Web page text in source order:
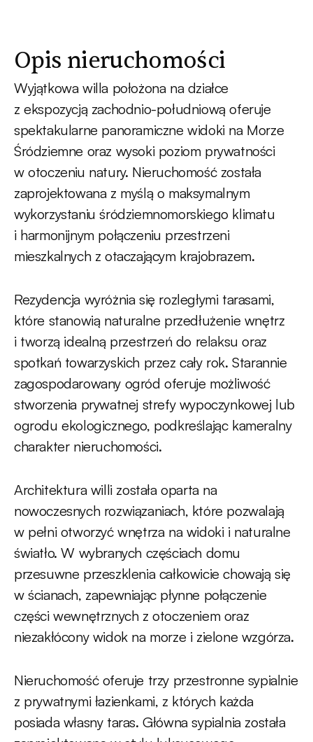
Opis nieruchomości
Wyjątkowa willa położona na działce
z ekspozycją zachodnio-południową oferuje
spektakularne panoramiczne widoki na Morze
Śródziemne oraz wysoki poziom prywatności
w otoczeniu natury. Nieruchomość została
zaprojektowana z myślą o maksymalnym
wykorzystaniu śródziemnomorskiego klimatu
i harmonijnym połączeniu przestrzeni
mieszkalnych z otaczającym krajobrazem.
Rezydencja wyróżnia się rozległymi tarasami,
które stanowią naturalne przedłużenie wnętrz
i tworzą idealną przestrzeń do relaksu oraz
spotkań towarzyskich przez cały rok. Starannie
zagospodarowany ogród oferuje możliwość
stworzenia prywatnej strefy wypoczynkowej lub
ogrodu ekologicznego, podkreślając kameralny
charakter nieruchomości.
Architektura willi została oparta na
nowoczesnych rozwiązaniach, które pozwalają
w pełni otworzyć wnętrza na widoki i naturalne
światło. W wybranych częściach domu
przesuwne przeszklenia całkowicie chowają się
w ścianach, zapewniając płynne połączenie
części wewnętrznych z otoczeniem oraz
niezakłócony widok na morze i zielone wzgórza.
Nieruchomość oferuje trzy przestronne sypialnie
z prywatnymi łazienkami, z których każda
posiada własny taras. Główna sypialnia została